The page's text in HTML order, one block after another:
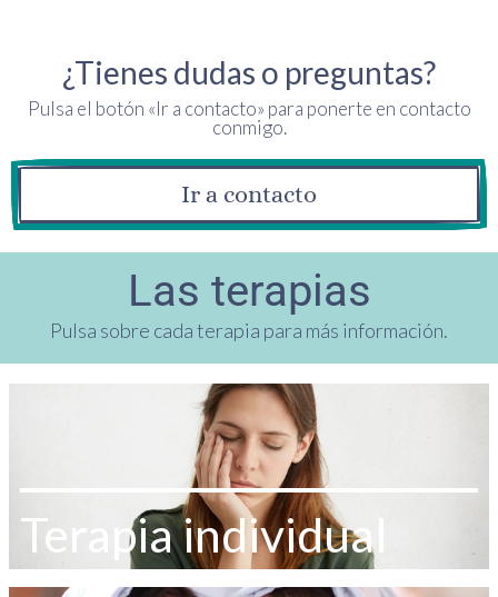
¿Tienes dudas o preguntas?
Pulsa el botón «Ir a contacto» para ponerte en contacto
conmigo.
Ir a contacto
Las terapias
Pulsa sobre cada terapia para más información.
Terapia individual